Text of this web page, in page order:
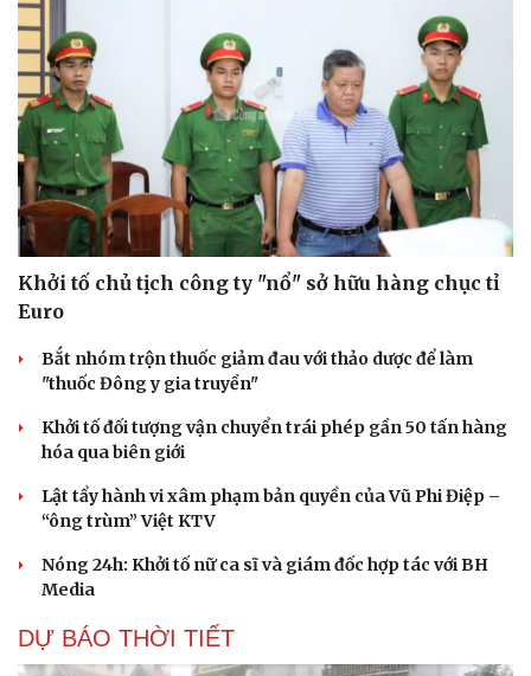
Khởi tố chủ tịch công ty "nổ" sở hữu hàng chục tỉ
Euro
Bắt nhóm trộn thuốc giảm đau với thảo dược để làm
"thuốc Đông y gia truyền"
Khởi tố đối tượng vận chuyển trái phép gần 50 tấn hàng
hóa qua biên giới
Lật tẩy hành vi xâm phạm bản quyền của Vũ Phi Điệp –
“ông trùm” Việt KTV
Nóng 24h: Khởi tố nữ ca sĩ và giám đốc hợp tác với BH
Media
DỰ BÁO THỜI TIẾT